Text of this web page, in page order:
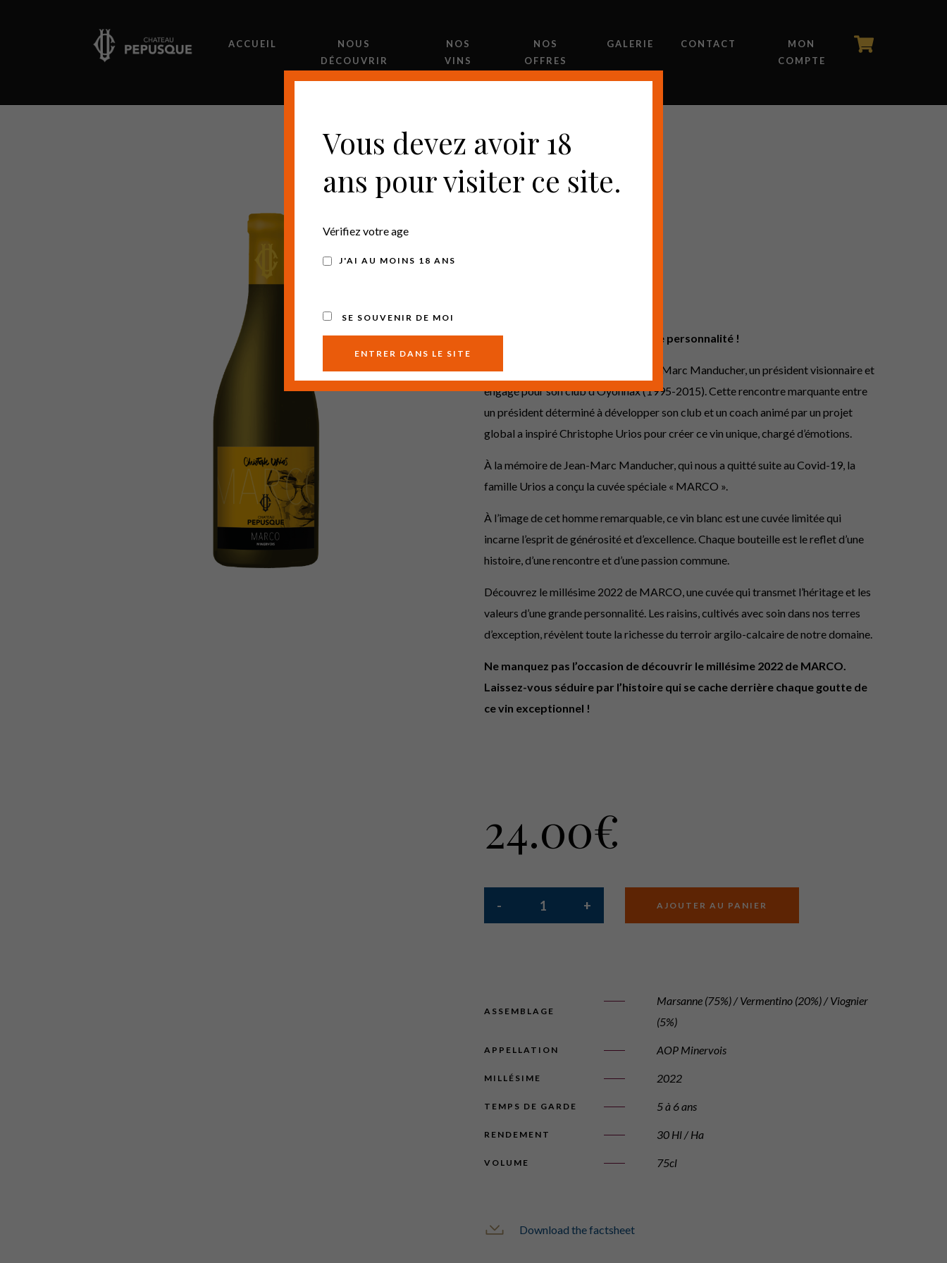
ACCUEIL
NOUS
DÉCOUVRIR
NOS
VINS
NOS
OFFRES
GALERIE CONTACT
MON
COMPTE
L’hommage généreux à une grande personnalité !
Une cuvée qui rend hommage à Jean-Marc Manducher, un président visionnaire et
engagé pour son club d’Oyonnax (1995-2015). Cette rencontre marquante entre
un président déterminé à développer son club et un coach animé par un projet
global a inspiré Christophe Urios pour créer ce vin unique, chargé d’émotions.
À la mémoire de Jean-Marc Manducher, qui nous a quitté suite au Covid-19, la
famille Urios a conçu la cuvée spéciale « MARCO ».
À l’image de cet homme remarquable, ce vin blanc est une cuvée limitée qui
incarne l’esprit de générosité et d’excellence. Chaque bouteille est le reflet d’une
histoire, d’une rencontre et d’une passion commune.
Découvrez le millésime 2022 de MARCO, une cuvée qui transmet l’héritage et les
valeurs d’une grande personnalité. Les raisins, cultivés avec soin dans nos terres
d’exception, révèlent toute la richesse du terroir argilo-calcaire de notre domaine.
Ne manquez pas l’occasion de découvrir le millésime 2022 de MARCO.
Laissez-vous séduire par l’histoire qui se cache derrière chaque goutte de
ce vin exceptionnel !
24.00€
AJOUTER AU PANIER
ASSEMBLAGE
Marsanne (75%) / Vermentino (20%) / Viognier
(5%)
APPELLATION AOP Minervois
MILLÉSIME 2022
TEMPS DE GARDE 5 à 6 ans
RENDEMENT 30 Hl / Ha
VOLUME 75cl
Download the factsheet
Vous devez avoir 18
ans pour visiter ce site.
Vérifiez votre age
J'AI AU MOINS 18 ANS
SE SOUVENIR DE MOI